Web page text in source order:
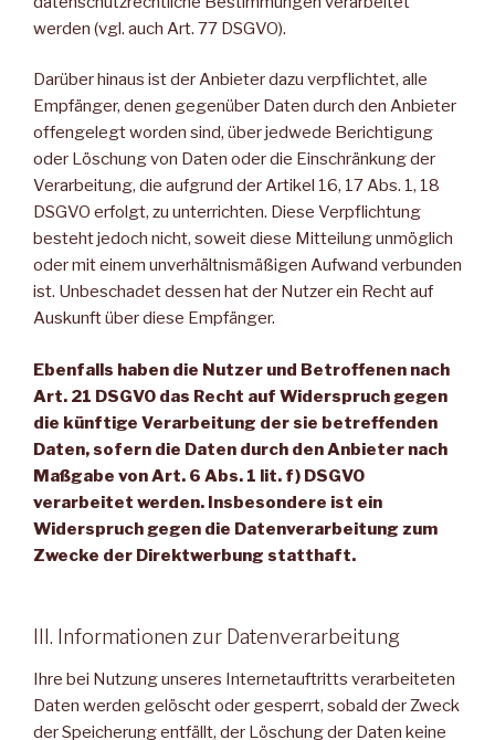
werden (vgl. auch Art. 77 DSGVO).
Darüber hinaus ist der Anbieter dazu verpflichtet, alle
Empfänger, denen gegenüber Daten durch den Anbieter
offengelegt worden sind, über jedwede Berichtigung
oder Löschung von Daten oder die Einschränkung der
Verarbeitung, die aufgrund der Artikel 16, 17 Abs. 1, 18
DSGVO erfolgt, zu unterrichten. Diese Verpflichtung
besteht jedoch nicht, soweit diese Mitteilung unmöglich
oder mit einem unverhältnismäßigen Aufwand verbunden
ist. Unbeschadet dessen hat der Nutzer ein Recht auf
Auskunft über diese Empfänger.
Ebenfalls haben die Nutzer und Betroffenen nach
Art. 21 DSGVO das Recht auf Widerspruch gegen
die künftige Verarbeitung der sie betreffenden
Daten, sofern die Daten durch den Anbieter nach
Maßgabe von Art. 6 Abs. 1 lit. f) DSGVO
verarbeitet werden. Insbesondere ist ein
Widerspruch gegen die Datenverarbeitung zum
Zwecke der Direktwerbung statthaft.
III. Informationen zur Datenverarbeitung
Ihre bei Nutzung unseres Internetauftritts verarbeiteten
Daten werden gelöscht oder gesperrt, sobald der Zweck
der Speicherung entfällt, der Löschung der Daten keine